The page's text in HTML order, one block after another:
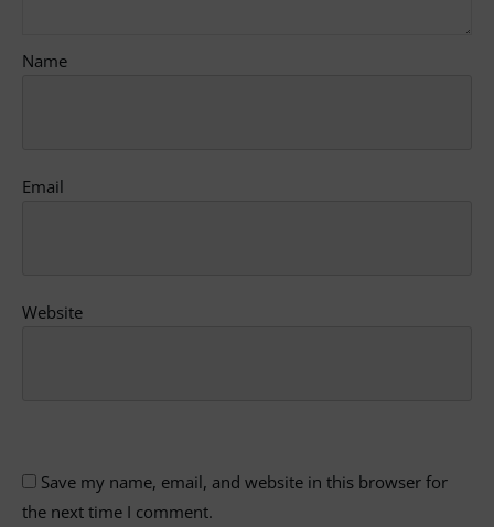
Name
Email
Website
Save my name, email, and website in this browser for
the next time I comment.